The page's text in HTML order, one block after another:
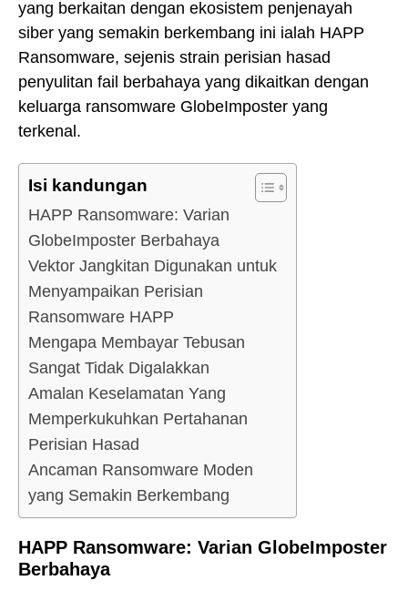
yang berkaitan dengan ekosistem penjenayah
siber yang semakin berkembang ini ialah HAPP
Ransomware, sejenis strain perisian hasad
penyulitan fail berbahaya yang dikaitkan dengan
keluarga ransomware GlobeImposter yang
terkenal.
Isi kandungan
HAPP Ransomware: Varian
GlobeImposter Berbahaya
Vektor Jangkitan Digunakan untuk
Menyampaikan Perisian
Ransomware HAPP
Mengapa Membayar Tebusan
Sangat Tidak Digalakkan
Amalan Keselamatan Yang
Memperkukuhkan Pertahanan
Perisian Hasad
Ancaman Ransomware Moden
yang Semakin Berkembang
HAPP Ransomware: Varian GlobeImposter
Berbahaya